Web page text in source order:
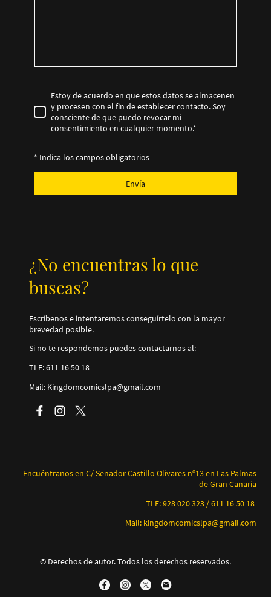
Estoy de acuerdo en que estos datos se almacenen
y procesen con el fin de establecer contacto. Soy
consciente de que puedo revocar mi
consentimiento en cualquier momento.*
* Indica los campos obligatorios
Envía
¿No encuentras lo que
buscas?
Escríbenos e intentaremos conseguírtelo con la mayor
brevedad posible.
Si no te respondemos puedes contactarnos al:
TLF: 611 16 50 18
Mail: Kingdomcomicslpa@gmail.com
Encuéntranos en C/ Senador Castillo Olivares nº13 en Las Palmas
de Gran Canaria
TLF: 928 020 323 / 611 16 50 18
Mail: kingdomcomicslpa@gmail.com
© Derechos de autor. Todos los derechos reservados.